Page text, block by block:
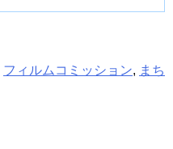
フィルムコミッション, まち